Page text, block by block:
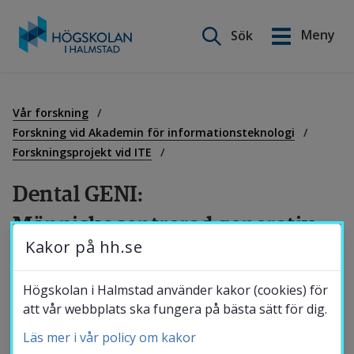
innehåll
Sök
Meny
Vår forskning
Forskning vid Akademin för informationsteknologi
Forskningsprojekt vid ITE
Dental GENI:
Människocentrerad generativ
AI för guidad benåterbildning i
tandimplantat
Generativ AI innebär nya, spännande
English
Utbildning
Forskning
Samverkan
Om Högskolan
Kakor på hh.se
Högskolan i Halmstad använder kakor (cookies) för
att vår webbplats ska fungera på bästa sätt för dig.
Läs mer i vår policy om kakor